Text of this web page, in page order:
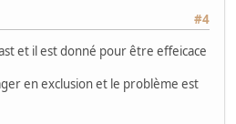
#4
et il est donné pour être effeicace
en exclusion et le problème est